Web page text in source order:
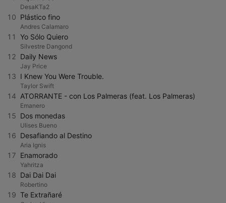
DesaKTa2
10 Plástico fino
Andres Calamaro
11 Yo Sólo Quiero
Silvestre Dangond
12 Daily News
Jay Price
13 I Knew You Were Trouble.
Taylor Swift
14 ATORRANTE - con Los Palmeras (feat. Los Palmeras)
Emanero
15 Dos monedas
Ulises Bueno
16 Desafiando al Destino
Aria Ignis
17 Enamorado
Yahritza
18 Dai Dai Dai
Robertino
19 Te Extrañaré